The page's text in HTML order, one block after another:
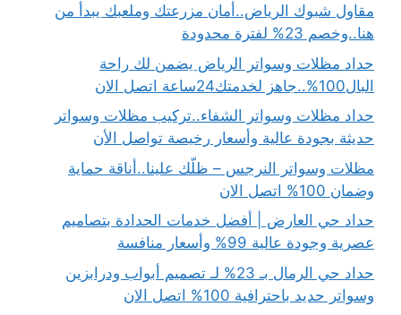
مقاول شبوك الرياض..أمان مزرعتك وملعبك يبدأ من
هنا..وخصم 23% لفترة محدودة
حداد مظلات وسواتر الرياض يضمن لك راحة
البال100%..جاهز لخدمتك24ساعة اتصل الان
حداد مظلات وسواتر الشفاء..تركيب مظلات وسواتر
حديثة بجودة عالية وأسعار رخيصة تواصل الأن
مظلات وسواتر النرجس – ظلّك علينا..أناقة حماية
وضمان 100% اتصل الان
حداد حي العارض | أفضل خدمات الحدادة بتصاميم
عصرية وجودة عالية 99% وأسعار منافسة
حداد حي الرمال بـ 23% لـ تصميم أبواب ودرابزين
وسواتر حديد باحترافية 100% اتصل الان